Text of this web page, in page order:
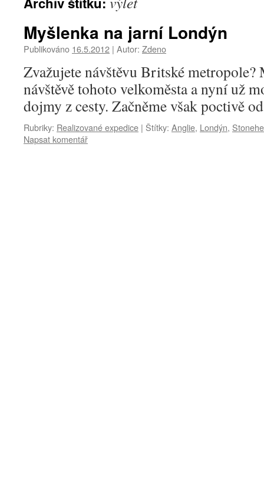
Myšlenka na jarní Londýn
Publikováno 16.5.2012 | Autor: Zdeno
Zvažujete návštěvu Britské
návštěvě tohoto velkoměsta a nyní už
dojmy z cesty. Začněme však poctivě
Rubriky: Realizované expedice | Štítky: Anglie, Londýn,
Napsat komentář